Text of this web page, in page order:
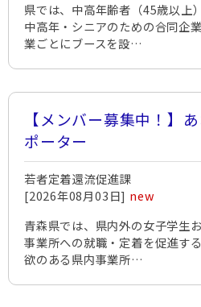
県では、中高年齢者（45歳以上
中高年・シニアのための合同企
業ごとにブースを設…
【メンバー募集中！】
ポーター
若者定着還流促進課
[2026年08月03日] new
青森県では、県内外の女子学生
事業所への就職・定着を促進す
欲のある県内事業所…